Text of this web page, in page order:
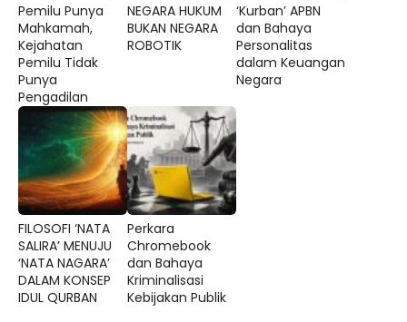
Pemilu Punya
Mahkamah,
Kejahatan
Pemilu Tidak
Punya
Pengadilan
NEGARA HUKUM
BUKAN NEGARA
ROBOTIK
‘Kurban’ APBN
dan Bahaya
Personalitas
dalam Keuangan
Negara
FILOSOFI ‘NATA
SALIRA’ MENUJU
‘NATA NAGARA’
DALAM KONSEP
IDUL QURBAN
Perkara
Chromebook
dan Bahaya
Kriminalisasi
Kebijakan Publik